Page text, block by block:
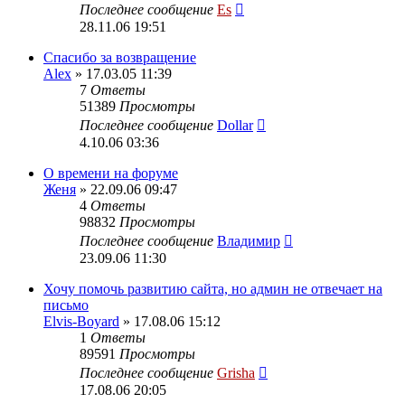
Последнее сообщение Es
28.11.06 19:51
Спасибо за возвращение
Alex » 17.03.05 11:39
7 Ответы
51389 Просмотры
Последнее сообщение Dollar
4.10.06 03:36
О времени на форуме
Женя » 22.09.06 09:47
4 Ответы
98832 Просмотры
Последнее сообщение Владимир
23.09.06 11:30
Хочу помочь развитию сайта, но админ не отвечает на
письмо
Elvis-Boyard » 17.08.06 15:12
1 Ответы
89591 Просмотры
Последнее сообщение Grisha
17.08.06 20:05